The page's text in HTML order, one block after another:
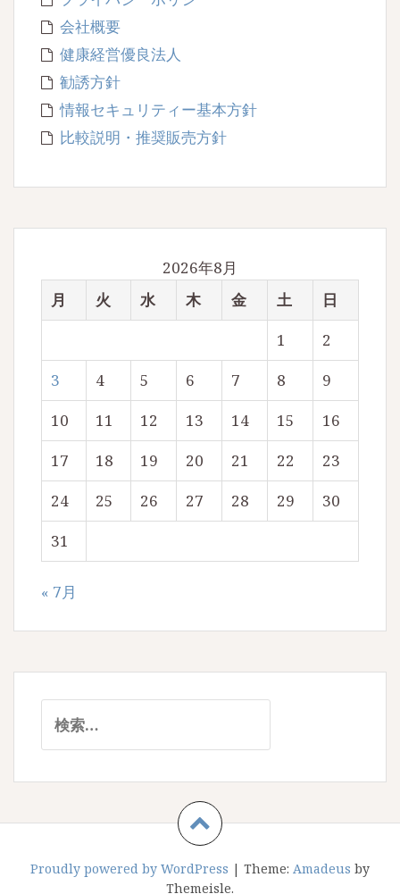
会社概要
健康経営優良法人
勧誘方針
情報セキュリティー基本方針
比較説明・推奨販売方針
2026年8月
月
火 水 木 金 土
日
1
2
3
4 5 6 7 8
9
10
11 12 13 14 15
16
17
18 19 20 21 22
23
24
25 26 27 28 29
30
31
« 7月
索:
Proudly powered by WordPress | Theme: Amadeus by
Themeisle.